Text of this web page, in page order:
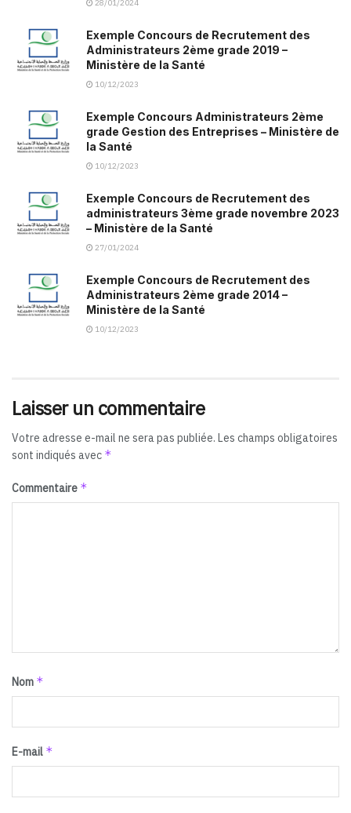
28/01/2024
Exemple Concours de Recrutement des
Administrateurs 2ème grade 2019 –
Ministère de la Santé
10/12/2023
Exemple Concours Administrateurs 2ème
grade Gestion des Entreprises – Ministère de
la Santé
10/12/2023
Exemple Concours de Recrutement des
administrateurs 3ème grade novembre 2023
– Ministère de la Santé
27/01/2024
Exemple Concours de Recrutement des
Administrateurs 2ème grade 2014 –
Ministère de la Santé
10/12/2023
Laisser un commentaire
Votre adresse e-mail ne sera pas publiée. Les champs obligatoires
sont indiqués avec *
Commentaire *
Nom *
E-mail *